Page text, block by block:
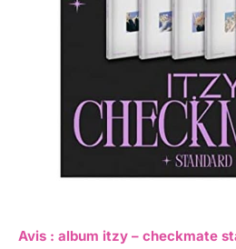
Avis : album itzy – checkmate